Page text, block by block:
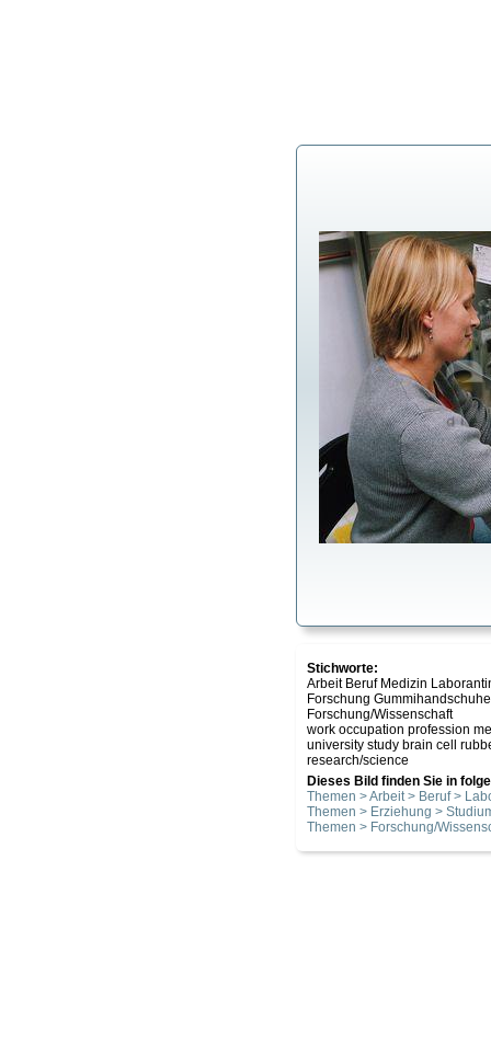
Stichworte:
Arbeit Beruf Medizin
Forschung
Forschung/Wissenschaft
work occupation profession
university study brain cell
research/science
Dieses Bild finden Sie in
Themen > Arbeit > Beruf >
Themen > Erziehung >
Themen > Forschung/